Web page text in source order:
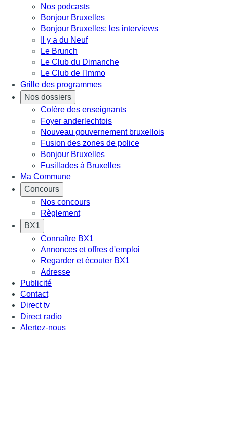
Nos podcasts
Bonjour Bruxelles
Bonjour Bruxelles: les interviews
Il y a du Neuf
Le Brunch
Le Club du Dimanche
Le Club de l'Immo
Grille des programmes
Nos dossiers
Colère des enseignants
Foyer anderlechtois
Nouveau gouvernement bruxellois
Fusion des zones de police
Bonjour Bruxelles
Fusillades à Bruxelles
Ma Commune
Concours
Nos concours
Règlement
BX1
Connaître BX1
Annonces et offres d'emploi
Regarder et écouter BX1
Adresse
Publicité
Contact
Direct tv
Direct radio
Alertez-nous